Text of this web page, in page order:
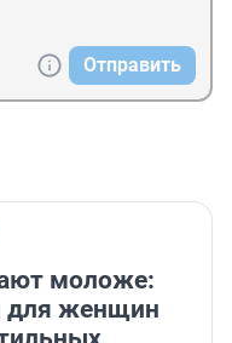
Отправить
моложе:
для женщин